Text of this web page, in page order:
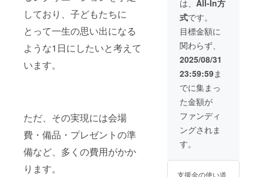
しており、子どもたちに
とって一生の思い出になる
ような1日にしたいと考えて
います。
ただ、その実現には会場
費・備品・プレゼントの準
備など、多くの費用がかか
ります。
る場合
がござ
いま
す。あ
らかじ
めご了
さい。
掲載す
る記事
は、ス
ポン
サー様
の活動
や商
品・
サービ
スを特
集する
内容と
し、記
事の構
使用す
は、 All-In方
式です。
目標金額に
関わらず、
2025/08/31
23:59:59ま
でに集まっ
た金額が
ファンディ
ングされま
す。
支援金の使い道